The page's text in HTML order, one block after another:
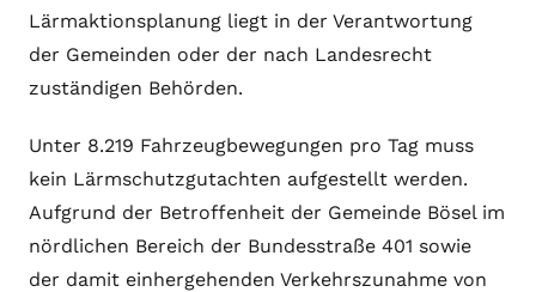
Lärmaktionsplanung liegt in der Verantwortung
der Gemeinden oder der nach Landesrecht
zuständigen Behörden.
Unter 8.219 Fahrzeugbewegungen pro Tag muss
kein Lärmschutzgutachten aufgestellt werden.
Aufgrund der Betroffenheit der Gemeinde Bösel im
nördlichen Bereich der Bundesstraße 401 sowie
der damit einhergehenden Verkehrszunahme von